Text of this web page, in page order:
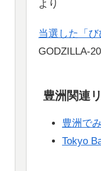
より
当選した「
GODZILLA-
豊洲関連
豊洲で
Tokyo